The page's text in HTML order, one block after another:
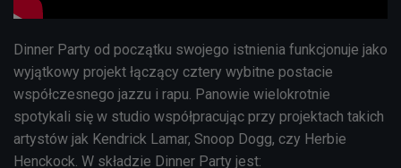
Dinner Party od początku swojego istnienia funkcjonuje jako
wyjątkowy projekt łączący cztery wybitne postacie
współczesnego jazzu i rapu. Panowie wielokrotnie
spotykali się w studio współpracując przy projektach takich
artystów jak Kendrick Lamar, Snoop Dogg, czy Herbie
Henckock. W składzie Dinner Party jest: